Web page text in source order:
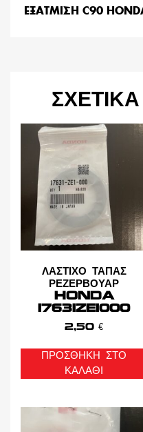
ΕΞΑΤΜΙΣΗ C90
ΛΑΣΤΙΧΟ ΤΑΠΑΣ
ΡΕΖΕΡΒΟΥΑΡ
HONDA
17631ZE1000
2,50 €
ΠΡΟΣΘΉΚΗ ΣΤΟ
ΚΑΛΆΘΙ